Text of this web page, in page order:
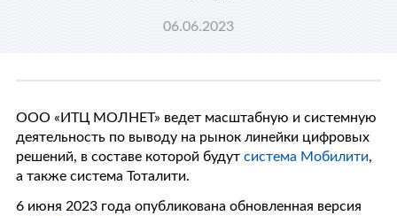
06.06.2023
ООО «ИТЦ МОЛНЕТ» ведет масштабную и системную
деятельность по выводу на рынок линейки цифровых
решений, в составе которой будут система Мобилити,
а также система Тоталити.
6 июня 2023 года опубликована обновленная версия